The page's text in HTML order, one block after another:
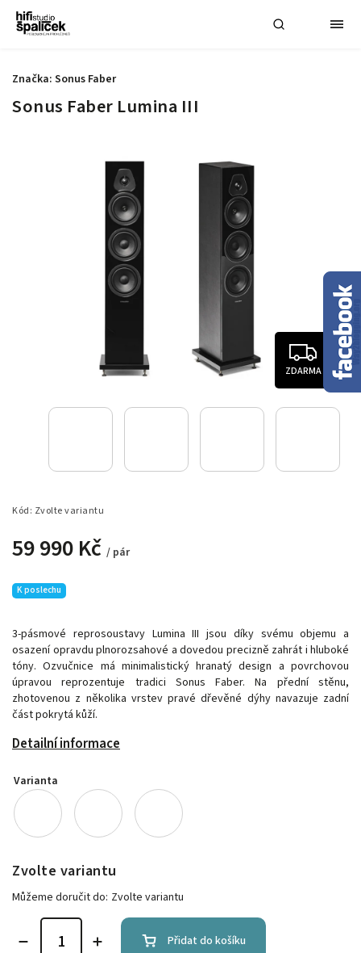
Sonus Faber Lumina III
ZDARMA
Kód: Zvolte variantu
59 990 Kč / pár
3-pásmové reprosoustavy Lumina III jsou díky svému objemu a
osazení opravdu plnorozsahové a dovedou precizně zahrát i hluboké
tóny. Ozvučnice má minimalistický hranatý design a povrchovou
úpravou reprozentuje tradici Sonus Faber. Na přední stěnu,
zhotovenou z několika vrstev pravé dřevěné dýhy navazuje zadní
část pokrytá kůží.
Detailní informace
K poslechu
Značka: Sonus Faber
Varianta
Zvolte variantu
Můžeme doručit do: Zvolte variantu
Přidat do košíku